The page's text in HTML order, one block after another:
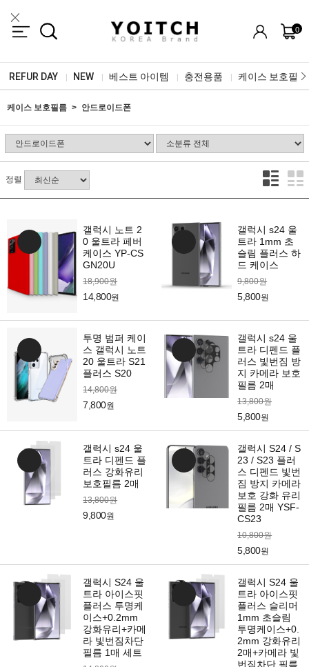
0
REFUR DAY NEW 베스트 아이템 충전용품 케이스 보호필름
케이스 보호필름 안드로이드폰
정렬
갤럭시 노트 2
0 울트라 페버
케이스 YP-CS
GN20U
18,900원
14,800원
갤럭시 s24 울
트라 1mm 초
슬림 플러스 하
드 케이스
9,800원
5,800원
투명 범퍼 케이
스 갤럭시 노트
20 울트라 S21
플러스 S20
14,800원
7,800원
갤럭시 s24 울
트라 디펜드 플
러스 빛번짐 방
지 카메라 보호
필름 2매
13,800원
5,800원
갤럭시 s24 울
트라 디펜드 플
러스 강화유리
보호필름 2매
13,800원
9,800원
갤럭시 S24 / S
23 / S23 플러
스 디펜드 빛번
짐 방지 카메라
보호 강화 유리
필름 2매 YSF-
CS23
10,800원
5,800원
갤럭시 S24 울
트라 아이스핏
플러스 투명케
이스+0.2mm
강화유리+카메
라 빛번짐차단
필름 1매 세트
갤럭시 S24 울
트라 아이스핏
플러스 슬리머
1mm 초슬림
투명케이스+0.
2mm 강화유리
2매+카메라 빛
번짐차단 필름